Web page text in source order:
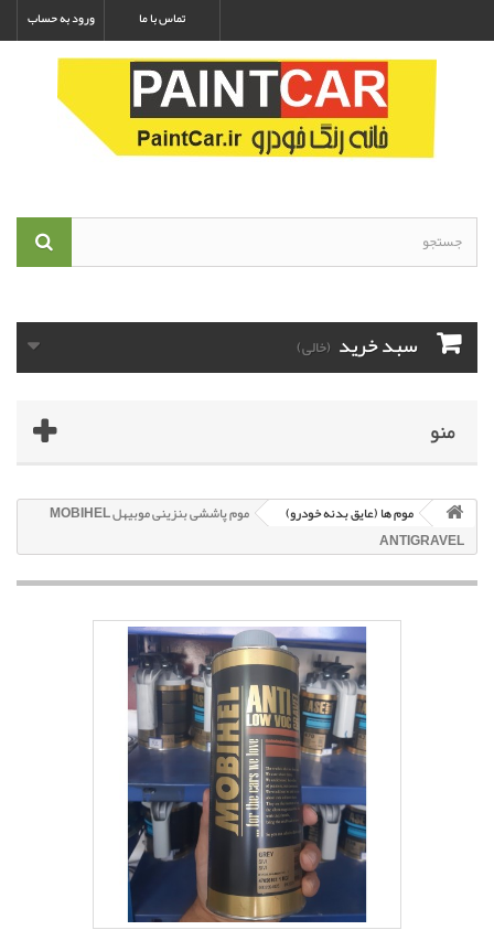
ورود به حساب تماس با ما
سبد خرید (خالی)
منو
موم ها (عایق بدنه خودرو)
موم پاششی بنزینی موبیهل MOBIHEL
ANTIGRAVEL